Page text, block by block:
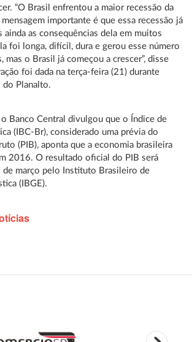
“O Brasil enfrentou a maior recessão da
importante é que essa recessão já
as consequências dela em muitos
foi longa, difícil, dura e gerou esse número
mas o Brasil já começou a crescer”, disse
foi dada na terça-feira (21) durante
do Planalto.
o Banco Central divulgou que o Índice de
(IBC-Br), considerado uma prévia do
(PIB), aponta que a economia brasileira
2016. O resultado oficial do PIB será
de março pelo Instituto Brasileiro de
(IBGE).